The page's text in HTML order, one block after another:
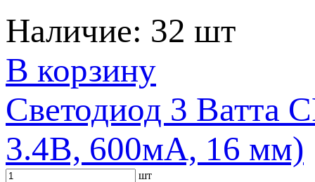
Наличие: 32 шт
В корзину
Светодиод 3 Ватта
3.4В, 600мА, 16 мм)
шт